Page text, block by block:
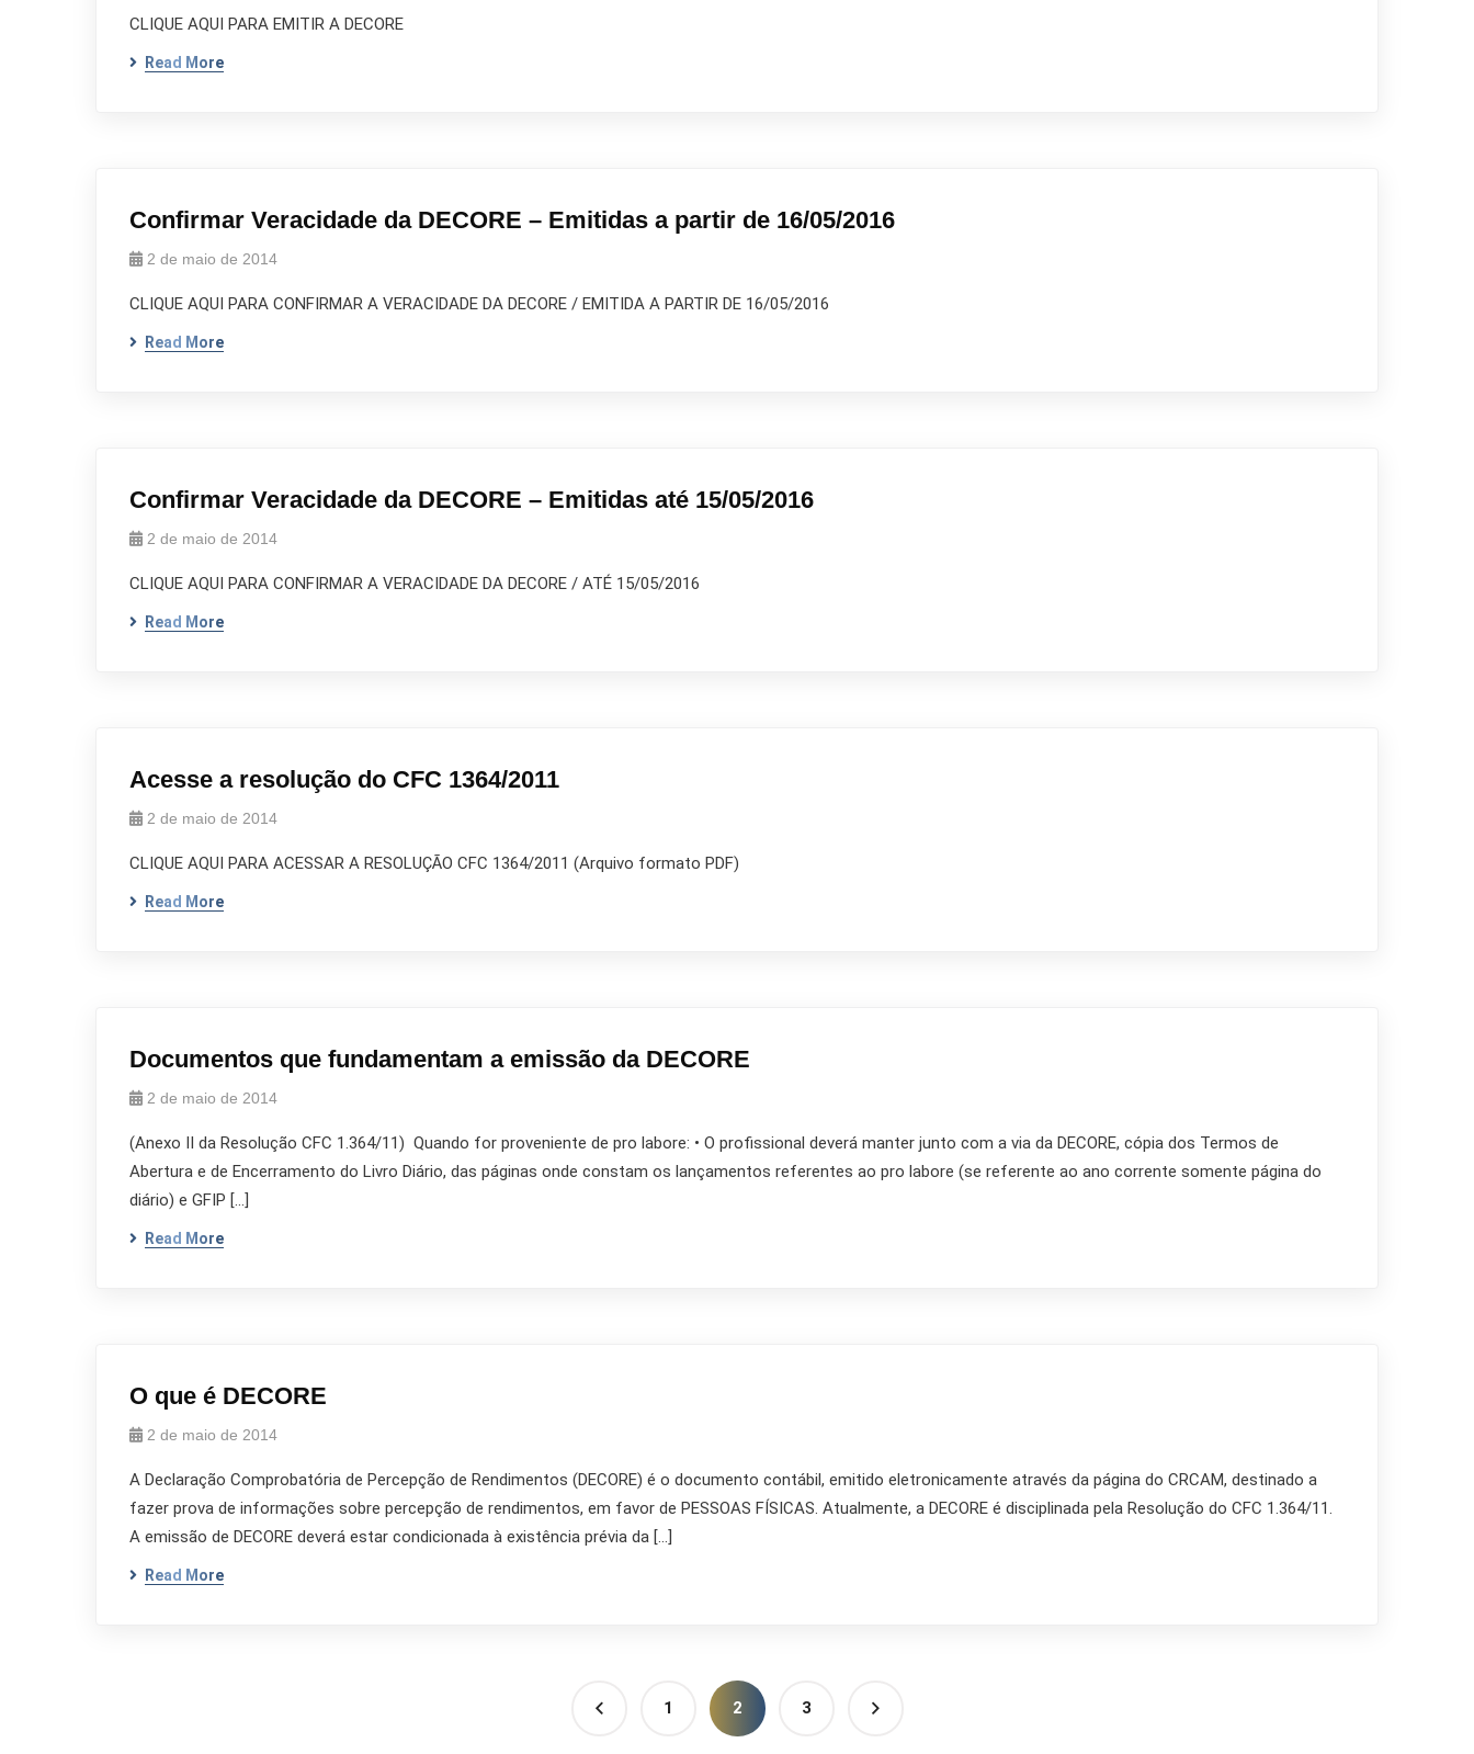
CLIQUE AQUI PARA EMITIR A DECORE
Read More
Confirmar Veracidade da DECORE – Emitidas a partir de 16/05/2016
2 de maio de 2014
CLIQUE AQUI PARA CONFIRMAR A VERACIDADE DA DECORE / EMITIDA A PARTIR DE 16/05/2016
Read More
Confirmar Veracidade da DECORE – Emitidas até 15/05/2016
2 de maio de 2014
CLIQUE AQUI PARA CONFIRMAR A VERACIDADE DA DECORE / ATÉ 15/05/2016
Read More
Acesse a resolução do CFC 1364/2011
2 de maio de 2014
CLIQUE AQUI PARA ACESSAR A RESOLUÇÃO CFC 1364/2011 (Arquivo formato PDF)
Read More
Documentos que fundamentam a emissão da DECORE
2 de maio de 2014
(Anexo II da Resolução CFC 1.364/11) Quando for proveniente de pro labore: • O profissional deverá manter junto com a via da DECORE, cópia dos Termos de
Abertura e de Encerramento do Livro Diário, das páginas onde constam os lançamentos referentes ao pro labore (se referente ao ano corrente somente página do
diário) e GFIP […]
Read More
O que é DECORE
2 de maio de 2014
A Declaração Comprobatória de Percepção de Rendimentos (DECORE) é o documento contábil, emitido eletronicamente através da página do CRCAM, destinado a
fazer prova de informações sobre percepção de rendimentos, em favor de PESSOAS FÍSICAS. Atualmente, a DECORE é disciplinada pela Resolução do CFC 1.364/11.
A emissão de DECORE deverá estar condicionada à existência prévia da […]
Read More
1 2 3